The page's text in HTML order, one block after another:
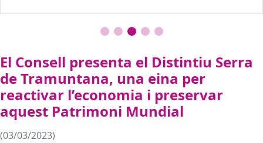
El Consell presenta el Distintiu Serra
de Tramuntana, una eina per
reactivar l’economia i preservar
aquest Patrimoni Mundial
(03/03/2023)